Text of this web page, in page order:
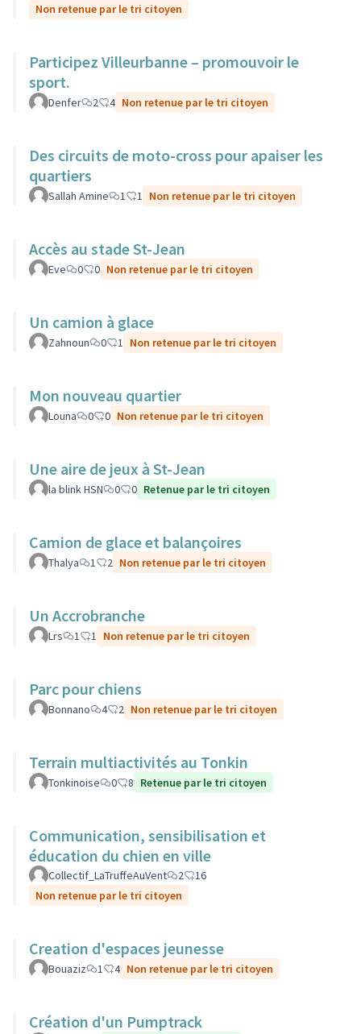
Non retenue par le tri citoyen
Participez Villeurbanne – promouvoir le
sport.
Denfer 2 4 Non retenue par le tri citoyen
Des circuits de moto-cross pour apaiser les
quartiers
Sallah Amine 1 1 Non retenue par le tri citoyen
Accès au stade St-Jean
Eve 0 0 Non retenue par le tri citoyen
Un camion à glace
Zahnoun 0 1 Non retenue par le tri citoyen
Mon nouveau quartier
Louna 0 0 Non retenue par le tri citoyen
Une aire de jeux à St-Jean
la blink HSN 0 0 Retenue par le tri citoyen
Camion de glace et balançoires
Thalya 1 2 Non retenue par le tri citoyen
Un Accrobranche
Lrs 1 1 Non retenue par le tri citoyen
Parc pour chiens
Bonnano 4 2 Non retenue par le tri citoyen
Terrain multiactivités au Tonkin
Tonkinoise 0 8 Retenue par le tri citoyen
Communication, sensibilisation et
éducation du chien en ville
Collectif_LaTruffeAuVent 2
16
Non retenue par le tri citoyen
Creation d'espaces jeunesse
Bouaziz 1 4 Non retenue par le tri citoyen
Création d'un Pumptrack